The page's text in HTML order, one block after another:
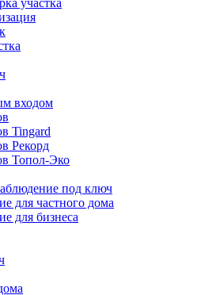
входом
Tingard
Рекорд
Топол-Эко
под ключ
для частного дома
для бизнеса